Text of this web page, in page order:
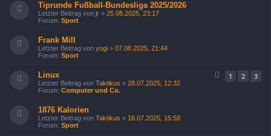
Tiprunde Fußball-Bundesliga 2025/2026
Letzter Beitrag von jr » 25.08.2025, 23:17
Forum: Sport
Frank Mill
Letzter Beitrag von yogi » 07.08.2025, 21:44
Forum: Sport
Linux 1 2 3
Letzter Beitrag von Taktikus » 28.07.2025, 12:32
Forum: Computer und Co.
1876 Kalorien
Letzter Beitrag von Taktikus » 16.07.2025, 15:58
Forum: Sport